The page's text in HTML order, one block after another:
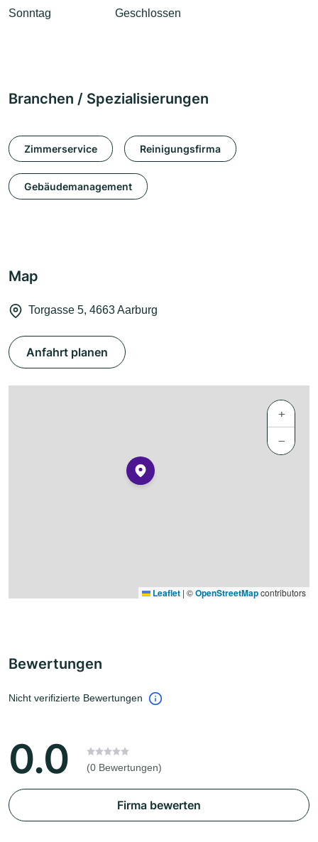
Sonntag Geschlossen
Branchen / Spezialisierungen
Zimmerservice Reinigungsfirma
Gebäudemanagement
Map
Torgasse 5, 4663 Aarburg
Anfahrt planen
+
−
Leaflet | ©OpenStreetMapcontributors
Bewertungen
Nicht verifizierte Bewertungen
0.0 (0 Bewertungen)
Firma bewerten